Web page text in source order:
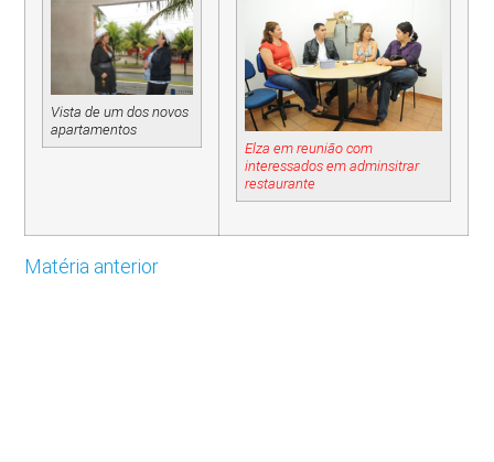
Vista de um dos novos
apartamentos
Elza em reunião com
interessados em adminsitrar
restaurante
Matéria anterior